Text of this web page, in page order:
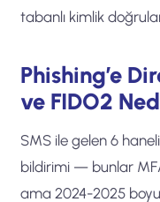
tabanlı kimlik
Phishing’e
ve FIDO2
SMS ile gelen 6
bildirimi — bunlar
ama 2024-2025